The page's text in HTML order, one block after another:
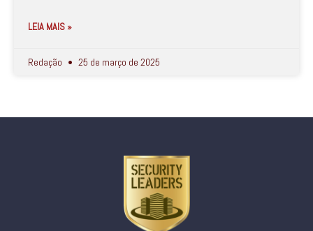
LEIA MAIS »
Redação 25 de março de 2025